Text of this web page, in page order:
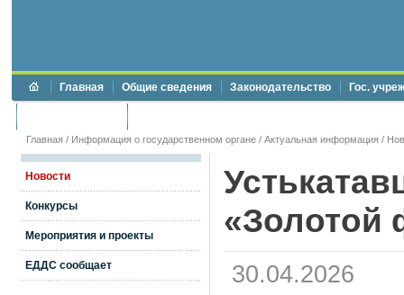
Главная Общие сведения Законодательство Гос.
Главная / Информация о государственном органе / Актуальная информация /
Новости
Конкурсы
Мероприятия и проекты
ЕДДС сообщает
«Золотой
30.04.2026